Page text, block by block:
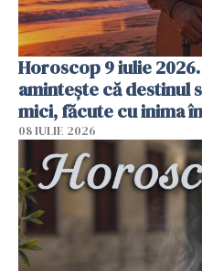
Horoscop 9 iulie
amintește că destinul
mici, făcute cu inima
08 IULIE 2026